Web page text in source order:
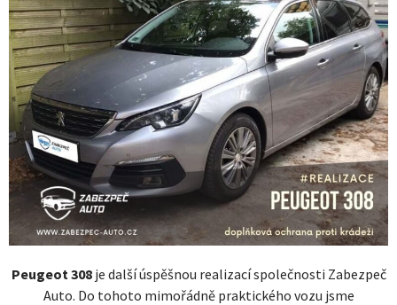
Peugeot 308je další úspěšnou realizací společnosti Zabezpeč
Auto. Do tohoto mimořádně praktického vozu jsme